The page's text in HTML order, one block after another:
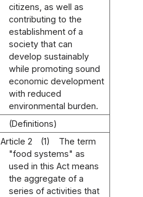
citizens, as well as
contributing to the
establishment of a
society that can
develop sustainably
while promoting sound
economic development
with reduced
environmental burden.
(Definitions)
Article 2 (1)
The term
"food systems" as
used in this Act means
the aggregate of a
series of activities that